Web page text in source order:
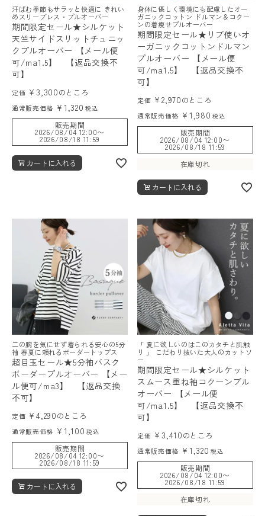
汗ばむ季節もサラッと快適に きれい
めスリーブレス・プルオーバー
期間限定セール★シルケット
天竺サイドスリットチュニッ
クプルオーバー 【メール便
可/ma1.5】 【返品交換不
可】
定価 ¥3,300のところ
通常販売価格 ¥ 1,320 税込
販売期間
2026/08/04 12:00〜
2026/08/18 11:59
カートに入れる
身体に優しく環境にも配慮したオー
ガニックコットン ドルマン＆コクー
ンの着痩せプルオーバー
期間限定セール★リブ使いオ
ーガニックコットンドルマン
プルオーバー 【メール便
可/ma1.5】 【返品交換不
可】
定価 ¥2,970のところ
通常販売価格 ¥ 1,980 税込
販売期間
2026/08/04 12:00〜
2026/08/18 11:59
在庫切れ
カートに入れる
二の腕を気にせず着られる安心の5分
袖 春夏に頼れるボーダートップス
超目玉セール★5分袖バスク
ボーダープルオーバー 【メー
ル便可/ma3】 【返品交換
不可】
定価 ¥4,290のところ
通常販売価格 ¥ 1,100 税込
販売期間
2026/08/04 12:00〜
2026/08/18 11:59
カートに入れる
「 夏に欲しいのはこのカタチと肌触
り 」 こだわり抜いた大人のカットソ
ー
期間限定セール★シルケット
スムース重ね袖コクーンプル
オーバー 【メール便
可/ma1.5】 【返品交換不
可】
定価 ¥3,410のところ
通常販売価格 ¥ 1,320 税込
販売期間
2026/08/04 12:00〜
2026/08/18 11:59
在庫切れ